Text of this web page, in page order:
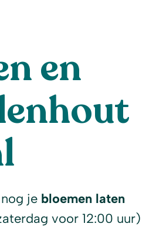
en
je bloemen laten
voor 12:00 uur)